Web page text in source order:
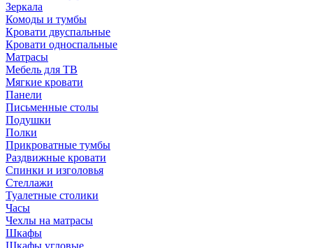
Зеркала
Комоды и тумбы
Кровати двуспальные
Кровати односпальные
Матрасы
Мебель для ТВ
Мягкие кровати
Панели
Письменные столы
Подушки
Полки
Прикроватные тумбы
Раздвижные кровати
Спинки и изголовья
Стеллажи
Туалетные столики
Часы
Чехлы на матрасы
Шкафы
Шкафы угловые